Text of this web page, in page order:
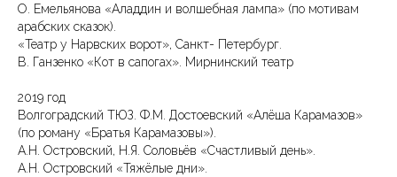
О. Емельянова «Аладдин и волшебная лампа» (по мотивам
арабских сказок).
«Театр у Нарвских ворот», Санкт- Петербург.
В. Ганзенко «Кот в сапогах». Мирнинский театр
2019 год
Волгоградский ТЮЗ. Ф.М. Достоевский «Алёша Карамазов»
(по роману «Братья Карамазовы»).
А.Н. Островский, Н.Я. Соловьёв «Счастливый день».
А.Н. Островский «Тяжёлые дни».